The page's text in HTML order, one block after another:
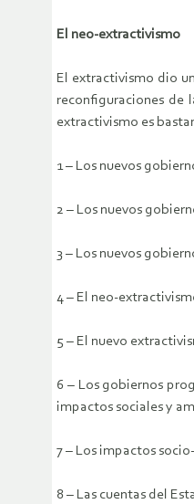
El neo-extractivismo
El extractivismo dio
reconfiguraciones de
extractivismo es
1 – Los nuevos
2 – Los nuevos
3 – Los nuevos
4 – El neo-
5 – El nuevo
6 – Los gobiernos
impactos sociales y
7 – Los impactos
8 – Las cuentas del